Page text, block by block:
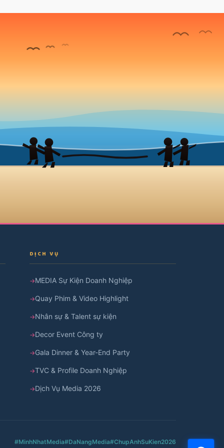
DỊCH VỤ
MEDIA Sự Kiện Doanh Nghiệp
Quay Phim & Video Highlight
Nhân sự & Talent sự kiện
Decor Event Công ty
Gala Dinner & Year-End Party
TVC & Profile Doanh Nghiệp
Dịch Vụ Media 2026
#MinhNhatMedia#DaNangMedia#ChupAnhSuKien2026